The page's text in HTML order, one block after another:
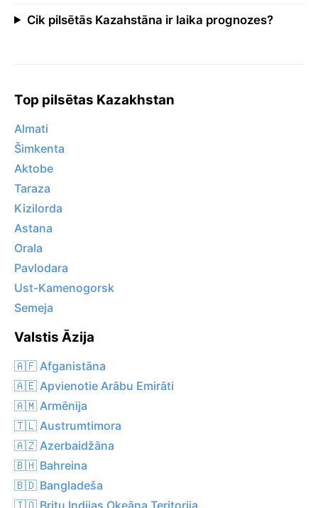
Cik pilsētās Kazahstāna ir laika prognozes?
Top pilsētas Kazakhstan
Almati
Šimkenta
Aktobe
Taraza
Kizilorda
Astana
Orala
Pavlodara
Ust-Kamenogorsk
Semeja
Valstis Āzija
🇦🇫 Afganistāna
🇦🇪 Apvienotie Arābu Emirāti
🇦🇲 Armēnija
🇹🇱 Austrumtimora
🇦🇿 Azerbaidžāna
🇧🇭 Bahreina
🇧🇩 Bangladeša
🇮🇴 Britu Indijas Okeāna Teritorija